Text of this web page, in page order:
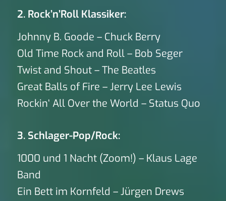
2. Rock’n’Roll Klassiker:
Johnny B. Goode – Chuck Berry
Old Time Rock and Roll – Bob Seger
Twist and Shout – The Beatles
Great Balls of Fire – Jerry Lee Lewis
Rockin‘ All Over the World – Status Quo
3. Schlager-Pop/Rock:
1000 und 1 Nacht (Zoom!) – Klaus Lage
Band
Ein Bett im Kornfeld – Jürgen Drews